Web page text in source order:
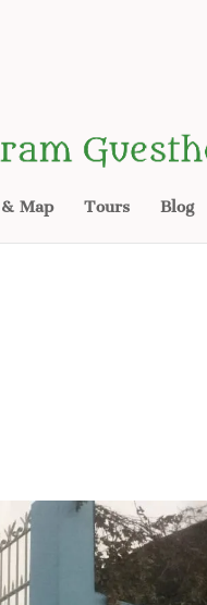
Map Tours Blog